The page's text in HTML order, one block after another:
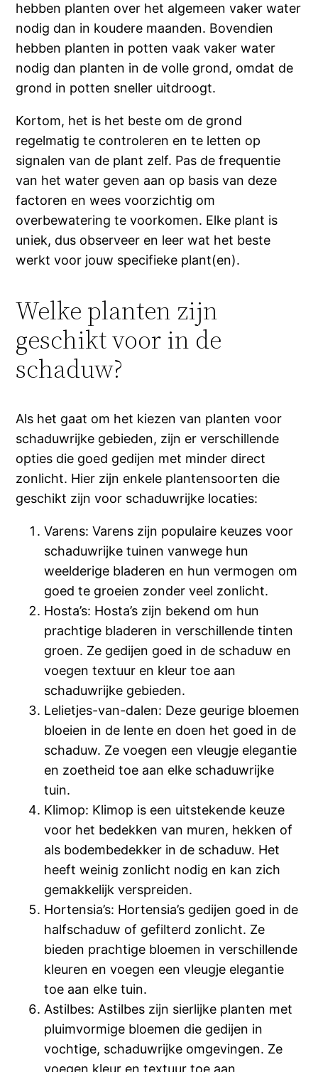
hebben planten over het algemeen vaker water
nodig dan in koudere maanden. Bovendien
hebben planten in potten vaak vaker water
nodig dan planten in de volle grond, omdat de
grond in potten sneller uitdroogt.
Kortom, het is het beste om de grond
regelmatig te controleren en te letten op
signalen van de plant zelf. Pas de frequentie
van het water geven aan op basis van deze
factoren en wees voorzichtig om
overbewatering te voorkomen. Elke plant is
uniek, dus observeer en leer wat het beste
werkt voor jouw specifieke plant(en).
Welke planten zijn
geschikt voor in de
schaduw?
Als het gaat om het kiezen van planten voor
schaduwrijke gebieden, zijn er verschillende
opties die goed gedijen met minder direct
zonlicht. Hier zijn enkele plantensoorten die
geschikt zijn voor schaduwrijke locaties:
Varens: Varens zijn populaire keuzes voor
schaduwrijke tuinen vanwege hun
weelderige bladeren en hun vermogen om
goed te groeien zonder veel zonlicht.
Hosta’s: Hosta’s zijn bekend om hun
prachtige bladeren in verschillende tinten
groen. Ze gedijen goed in de schaduw en
voegen textuur en kleur toe aan
schaduwrijke gebieden.
Lelietjes-van-dalen: Deze geurige bloemen
bloeien in de lente en doen het goed in de
schaduw. Ze voegen een vleugje elegantie
en zoetheid toe aan elke schaduwrijke
tuin.
Klimop: Klimop is een uitstekende keuze
voor het bedekken van muren, hekken of
als bodembedekker in de schaduw. Het
heeft weinig zonlicht nodig en kan zich
gemakkelijk verspreiden.
Hortensia’s: Hortensia’s gedijen goed in de
halfschaduw of gefilterd zonlicht. Ze
bieden prachtige bloemen in verschillende
kleuren en voegen een vleugje elegantie
toe aan elke tuin.
Astilbes: Astilbes zijn sierlijke planten met
pluimvormige bloemen die gedijen in
vochtige, schaduwrijke omgevingen. Ze
voegen kleur en textuur toe aan